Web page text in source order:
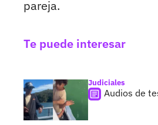
pareja.
Te puede interesar
Judiciales
Audios de